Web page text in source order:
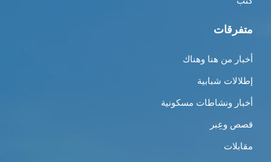
متفرقات
أخبار من هنا وهناك
إطلالات شبابية
أخبار ونشاطات مسكونية
قصص وعِبر
مقابلات